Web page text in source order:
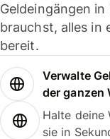
Geldeingängen
brauchst, alles in
bereit.
Verwalte
der ganzen
Halte deine
sie in